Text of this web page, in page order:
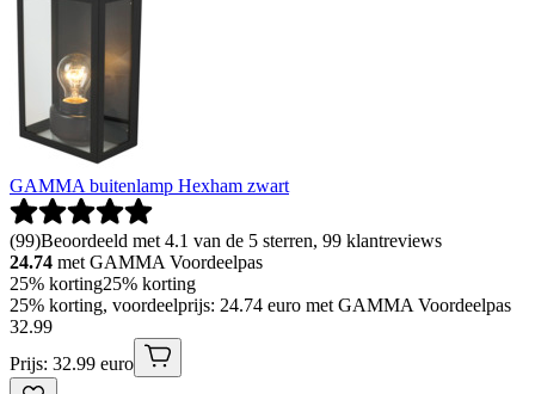
GAMMA buitenlamp Hexham zwart
(99)Beoordeeld met 4.1 van de 5 sterren, 99 klantreviews
24.74 met GAMMA Voordeelpas
25% korting25% korting
25% korting, voordeelprijs: 24.74 euro met GAMMA Voordeelpas
32.99
Prijs: 32.99 euro